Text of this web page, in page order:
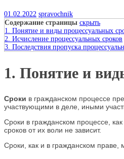
01.02.2022 spravochnik
Содержание страницы скрыть
1. Понятие и виды процессуальных
2. Исчисление процессуальных сроков
3. Последствия пропуска
1. Понятие и
Сроки в гражданском процессе
участвующими в деле, иными
Сроки в гражданском процессе,
сроков от их воли не зависит.
Сроки, как и в гражданском праве,